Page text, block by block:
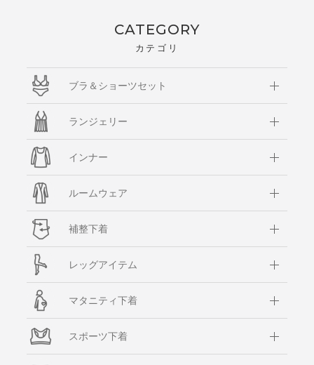
CATEGORY
カテゴリ
ブラ＆ショーツセット
ランジェリー
インナー
ルームウェア
補整下着
レッグアイテム
マタニティ下着
スポーツ下着